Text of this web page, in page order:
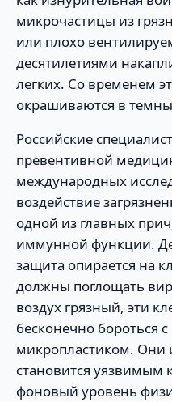
микрочастицы из
или плохо
десятилетиями
легких. Со временем
окрашиваются в
Российские
превентивной
международных
воздействие
одной из главных
иммунной функции.
защита опирается на
должны поглощать
воздух грязный, эти
бесконечно бороться
микропластиком. Они
становится уязвимым
фоновый уровень